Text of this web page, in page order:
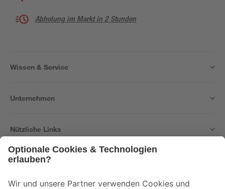
Abholung im Markt in 2 Stunden
Wissen & Service
Unternehmen
Nützliche Links
Der toom Newsletter: Keine Angebote und Aktionen mehr verpassen!